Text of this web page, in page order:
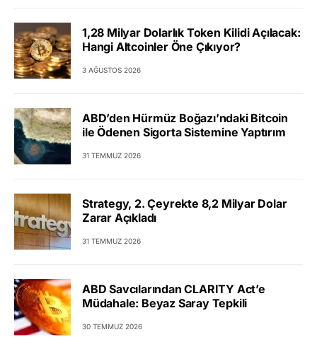
1,28 Milyar Dolarlık Token Kilidi Açılacak:
Hangi Altcoinler Öne Çıkıyor?
3 AĞUSTOS 2026
ABD’den Hürmüz Boğazı’ndaki Bitcoin
ile Ödenen Sigorta Sistemine Yaptırım
31 TEMMUZ 2026
Strategy, 2. Çeyrekte 8,2 Milyar Dolar
Zarar Açıkladı
31 TEMMUZ 2026
ABD Savcılarından CLARITY Act’e
Müdahale: Beyaz Saray Tepkili
30 TEMMUZ 2026